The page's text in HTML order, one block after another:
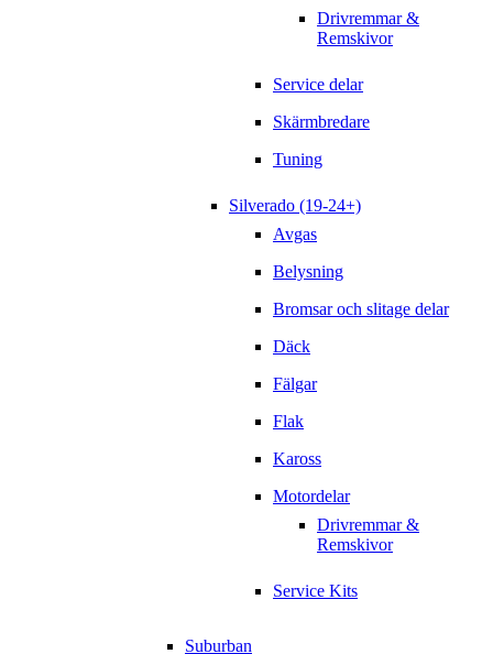
Drivremmar &
Remskivor
Service delar
Skärmbredare
Tuning
Silverado (19-24+)
Avgas
Belysning
Bromsar och slitage delar
Däck
Fälgar
Flak
Kaross
Motordelar
Drivremmar &
Remskivor
Service Kits
Suburban